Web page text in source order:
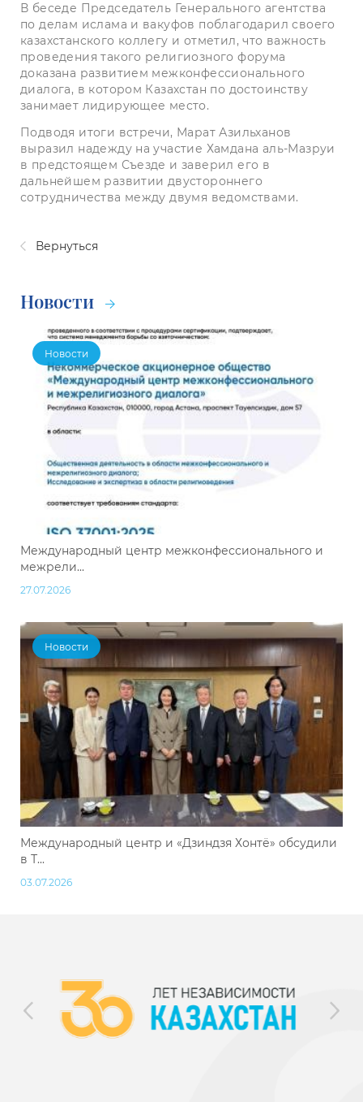
В беседе Председатель Генерального агентства
по делам ислама и вакуфов поблагодарил своего
казахстанского коллегу и отметил, что важность
проведения такого религиозного форума
доказана развитием межконфессионального
диалога, в котором Казахстан по достоинству
занимает лидирующее место.
Подводя итоги встречи, Марат Азильханов
выразил надежду на участие Хамдана аль-Мазруи
в предстоящем Съезде и заверил его в
дальнейшем развитии двустороннего
сотрудничества между двумя ведомствами.
Вернуться
Новости
Новости
Международный центр межконфессионального и
межрели...
27.07.2026
Новости
Международный центр и «Дзиндзя Хонтё» обсудили
в Т...
03.07.2026